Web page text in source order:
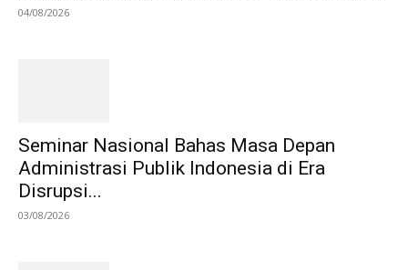
04/08/2026
Seminar Nasional Bahas Masa Depan
Administrasi Publik Indonesia di Era
Disrupsi...
03/08/2026